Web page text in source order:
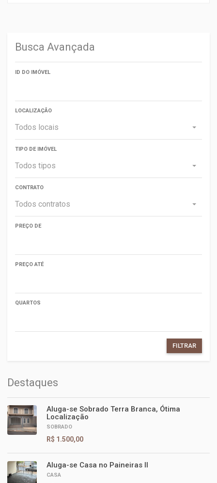
Busca Avançada
ID DO IMÓVEL
LOCALIZAÇÃO
Todos locais
TIPO DE IMÓVEL
Todos tipos
CONTRATO
Todos contratos
PREÇO DE
PREÇO ATÉ
QUARTOS
FILTRAR
Destaques
Aluga-se Sobrado Terra Branca, Ótima
Localização
SOBRADO
R$ 1.500,00
Aluga-se Casa no Paineiras II
CASA